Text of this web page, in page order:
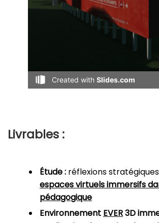
Livrables :
Étude : réflexions
espaces virtuels immersifs
pédagogique
Environnement EVER3D